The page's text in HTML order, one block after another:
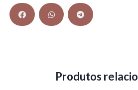
Produtos